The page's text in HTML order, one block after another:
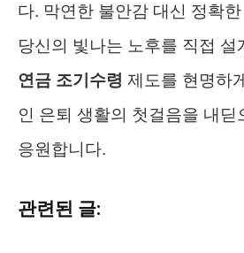
다. 막연한 불안감 대신 정확
당신의 빛나는 노후를 직접 설
연금 조기수령 제도를 현명하
인 은퇴 생활의 첫걸음을 내딛
응원합니다.
관련된 글: